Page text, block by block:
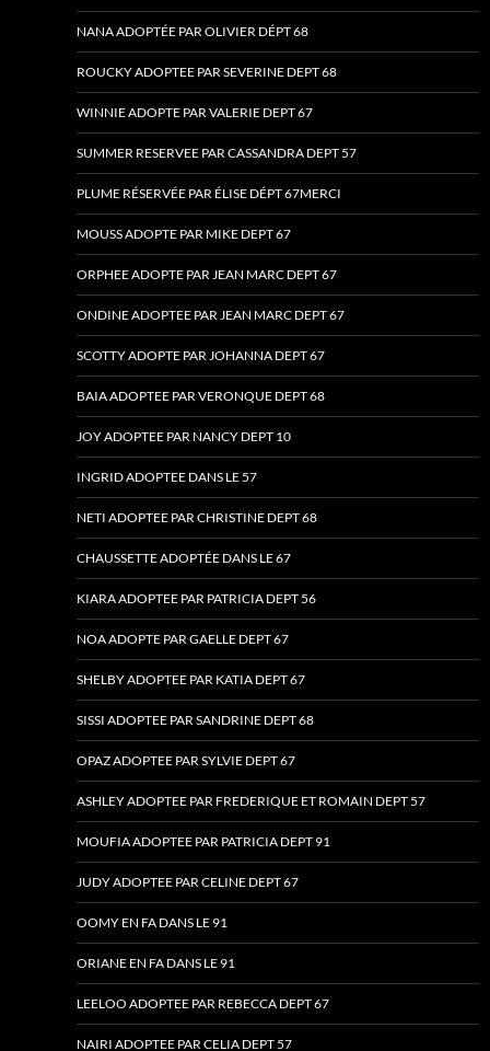
NANA ADOPTÉE PAR OLIVIER DÉPT 68
ROUCKY ADOPTEE PAR SEVERINE DEPT 68
WINNIE ADOPTE PAR VALERIE DEPT 67
SUMMER RESERVEE PAR CASSANDRA DEPT 57
PLUME RÉSERVÉE PAR ÉLISE DÉPT 67MERCI
MOUSS ADOPTE PAR MIKE DEPT 67
ORPHEE ADOPTE PAR JEAN MARC DEPT 67
ONDINE ADOPTEE PAR JEAN MARC DEPT 67
SCOTTY ADOPTE PAR JOHANNA DEPT 67
BAIA ADOPTEE PAR VERONQUE DEPT 68
JOY ADOPTEE PAR NANCY DEPT 10
INGRID ADOPTEE DANS LE 57
NETI ADOPTEE PAR CHRISTINE DEPT 68
CHAUSSETTE ADOPTÉE DANS LE 67
KIARA ADOPTEE PAR PATRICIA DEPT 56
NOA ADOPTE PAR GAELLE DEPT 67
SHELBY ADOPTEE PAR KATIA DEPT 67
SISSI ADOPTEE PAR SANDRINE DEPT 68
OPAZ ADOPTEE PAR SYLVIE DEPT 67
ASHLEY ADOPTEE PAR FREDERIQUE ET ROMAIN DEPT 57
MOUFIA ADOPTEE PAR PATRICIA DEPT 91
JUDY ADOPTEE PAR CELINE DEPT 67
OOMY EN FA DANS LE 91
ORIANE EN FA DANS LE 91
LEELOO ADOPTEE PAR REBECCA DEPT 67
NAIRI ADOPTEE PAR CELIA DEPT 57